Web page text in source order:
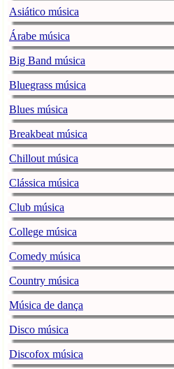
Asiático música
Árabe música
Big Band música
Bluegrass música
Blues música
Breakbeat música
Chillout música
Clássica música
Club música
College música
Comedy música
Country música
Música de dança
Disco música
Discofox música